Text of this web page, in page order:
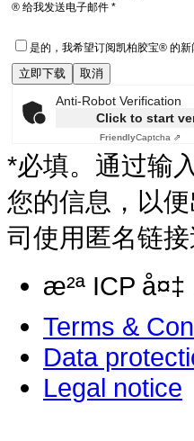
® 给我发送电子邮件 *
是的，我希望订阅凯柏胶宝® 的
Anti-Robot Verification
Click to start
FriendlyCaptcha ⇗
*必填。通过输
您的信息，以
司使用匿名链
æ²ª ICP å¤‡
Terms &
Data
Legal notice